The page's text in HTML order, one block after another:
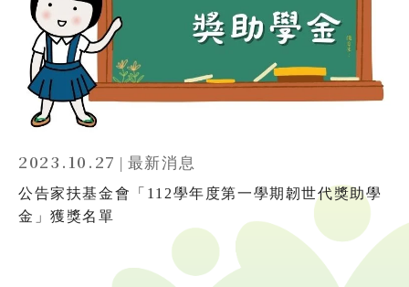
2023.10.27 最新消息
公告家扶基金會「112學年度第一學期韌世代獎助學
金」獲獎名單